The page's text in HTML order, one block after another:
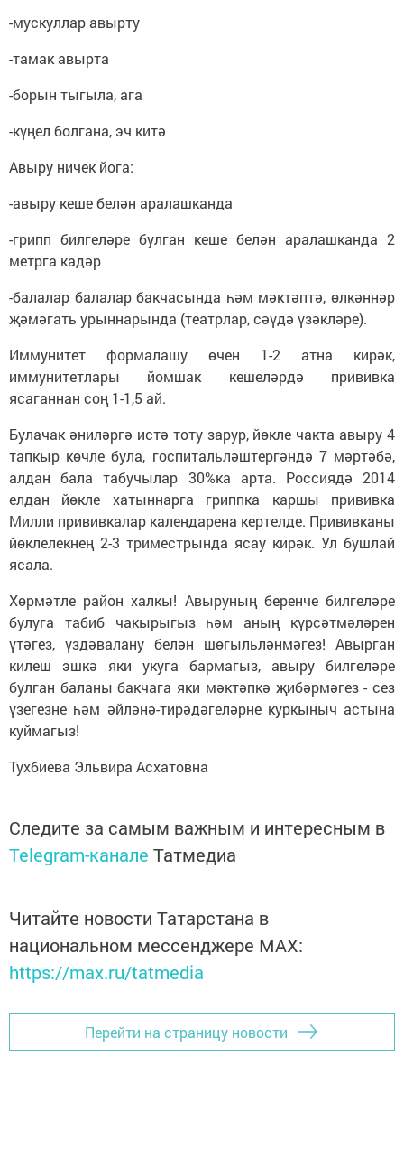
-мускуллар авырту
-тамак авырта
-борын тыгыла, ага
-күңел болгана, эч китә
Авыру ничек йога:
-авыру кеше белән аралашканда
-грипп билгеләре булган кеше белән аралашканда 2
метрга кадәр
-балалар балалар бакчасында һәм мәктәптә, өлкәннәр
җәмәгать урыннарында (театрлар, сәүдә үзәкләре).
Иммунитет формалашу өчен 1-2 атна кирәк,
иммунитетлары йомшак кешеләрдә прививка
ясаганнан соң 1-1,5 ай.
Булачак әниләргә истә тоту зарур, йөкле чакта авыру 4
тапкыр көчле була, госпитальләштергәндә 7 мәртәбә,
алдан бала табучылар 30%ка арта. Россиядә 2014
елдан йөкле хатыннарга гриппка каршы прививка
Милли прививкалар календарена кертелде. Прививканы
йөклелекнең 2-3 триместрында ясау кирәк. Ул бушлай
ясала.
Хөрмәтле район халкы! Авыруның беренче билгеләре
булуга табиб чакырыгыз һәм аның күрсәтмәләрен
үтәгез, үздәвалану белән шөгыльләнмәгез! Авырган
килеш эшкә яки укуга бармагыз, авыру билгеләре
булган баланы бакчага яки мәктәпкә җибәрмәгез - сез
үзегезне һәм әйләнә-тирәдәгеләрне куркыныч астына
куймагыз!
Тухбиева Эльвира Асхатовна
Следите за самым важным и интересным в
Telegram-канале Татмедиа
Читайте новости Татарстана в
национальном мессенджере MАХ:
https://max.ru/tatmedia
Перейти на страницу новости